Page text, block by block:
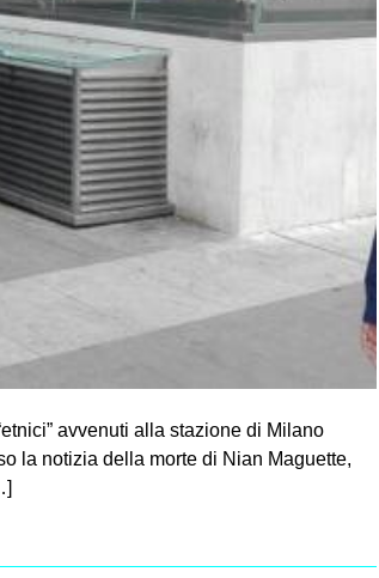
avvenuti alla stazione di Milano
la notizia della morte di Nian Maguette,